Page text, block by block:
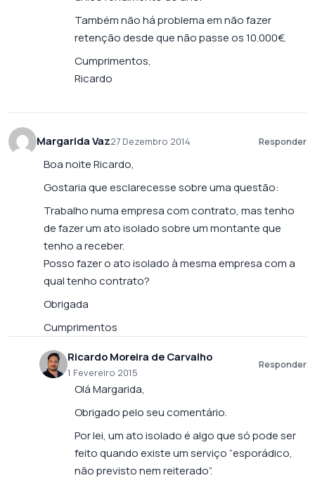
Também não há problema em não fazer
retenção desde que não passe os 10.000€.
Cumprimentos,
Ricardo
Margarida Vaz27 Dezembro 2014 Responder
Boa noite Ricardo,
Gostaria que esclarecesse sobre uma questão:
Trabalho numa empresa com contrato, mas tenho
de fazer um ato isolado sobre um montante que
tenho a receber.
Posso fazer o ato isolado à mesma empresa com a
qual tenho contrato?
Obrigada
Cumprimentos
Ricardo Moreira de Carvalho
1 Fevereiro 2015
Responder
Olá Margarida,
Obrigado pelo seu comentário.
Por lei, um ato isolado é algo que só pode ser
feito quando existe um serviço “esporádico,
não previsto nem reiterado”.